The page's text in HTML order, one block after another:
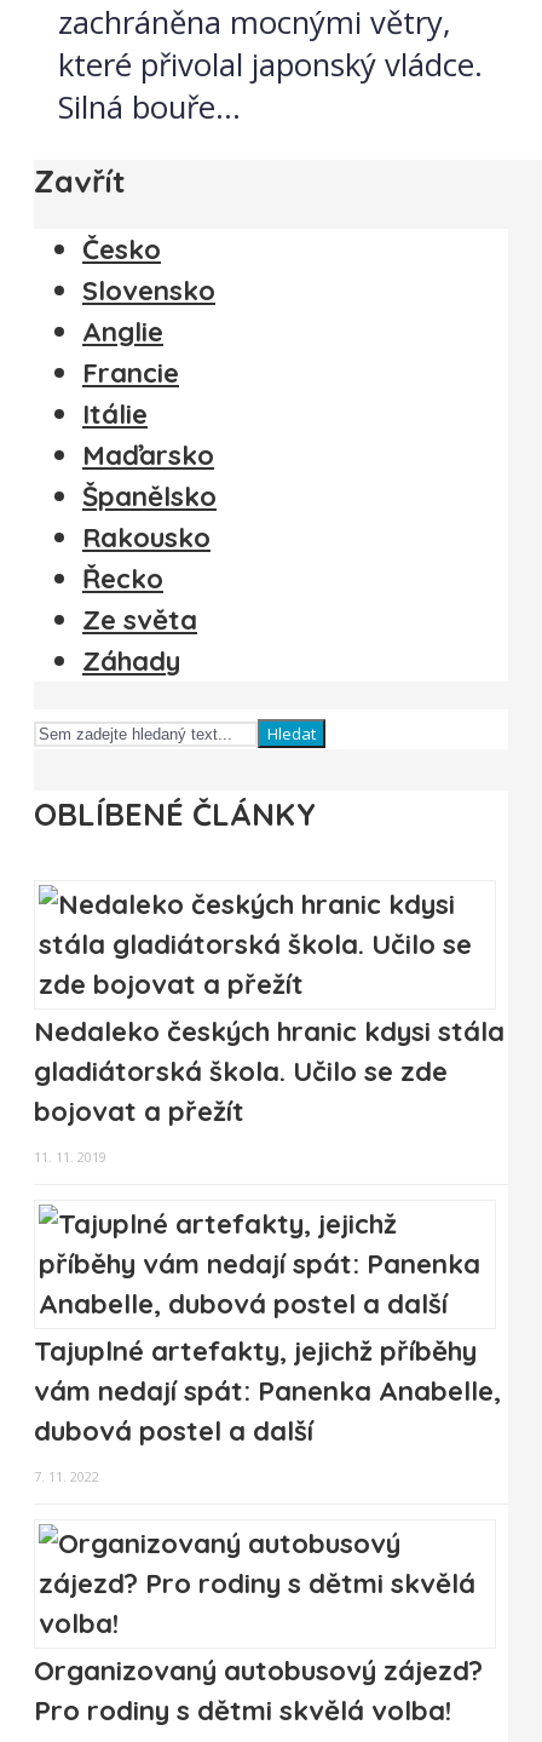
zachráněna mocnými větry,
které přivolal japonský vládce.
Silná bouře...
Zavřít
Česko
Slovensko
Anglie
Francie
Itálie
Maďarsko
Španělsko
Rakousko
Řecko
Ze světa
Záhady
Hledat
OBLÍBENÉ ČLÁNKY
Nedaleko českých hranic kdysi stála
gladiátorská škola. Učilo se zde
bojovat a přežít
11. 11. 2019
Tajuplné artefakty, jejichž příběhy
vám nedají spát: Panenka Anabelle,
dubová postel a další
7. 11. 2022
Organizovaný autobusový zájezd?
Pro rodiny s dětmi skvělá volba!